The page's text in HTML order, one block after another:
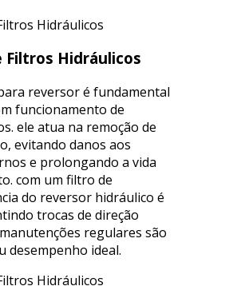
Hidráulicos
reversor é fundamental
funcionamento de
ele atua na remoção de
evitando danos aos
e prolongando a vida
com um filtro de
do reversor hidráulico é
trocas de direção
regulares são
desempenho ideal.